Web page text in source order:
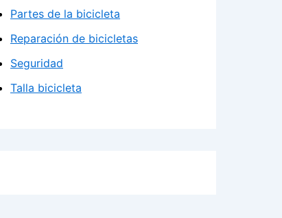
Partes de la bicicleta
Reparación de bicicletas
Seguridad
Talla bicicleta